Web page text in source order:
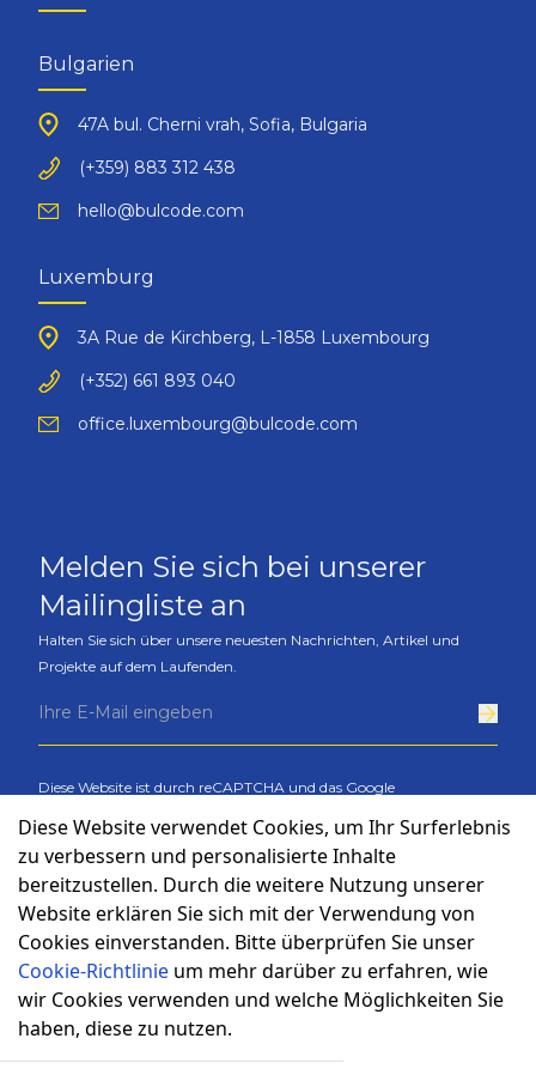
Bulgarien
47A bul. Cherni vrah, Sofia, Bulgaria
(+359) 883 312 438
hello@bulcode.com
Luxemburg
3A Rue de Kirchberg, L-1858 Luxembourg
(+352) 661 893 040
office.luxembourg@bulcode.com
Melden Sie sich bei unserer
Mailingliste an
Halten Sie sich über unsere neuesten Nachrichten, Artikel und
Projekte auf dem Laufenden.
Diese Website ist durch reCAPTCHA und das Google
anwenden. .
Diese Website verwendet Cookies, um Ihr Surferlebnis
zu verbessern und personalisierte Inhalte
bereitzustellen. Durch die weitere Nutzung unserer
Website erklären Sie sich mit der Verwendung von
Cookies einverstanden. Bitte überprüfen Sie unser
Cookie-Richtlinie um mehr darüber zu erfahren, wie
wir Cookies verwenden und welche Möglichkeiten Sie
haben, diese zu nutzen.